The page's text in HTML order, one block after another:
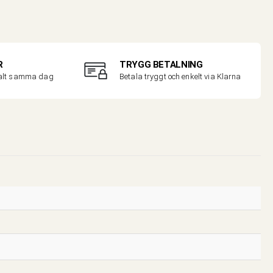
samma dag
TRYGG BETALNING
Betala tryggt och enkelt via Klarna